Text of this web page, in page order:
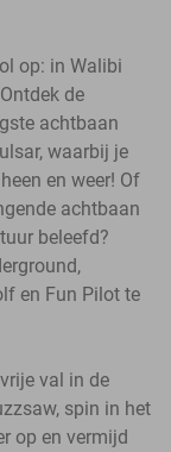
op: in Walibi
de
achtbaan
waarbij je
en weer! Of
achtbaan
beleefd?
en Fun Pilot te
val in de
spin in het
op en vermijd